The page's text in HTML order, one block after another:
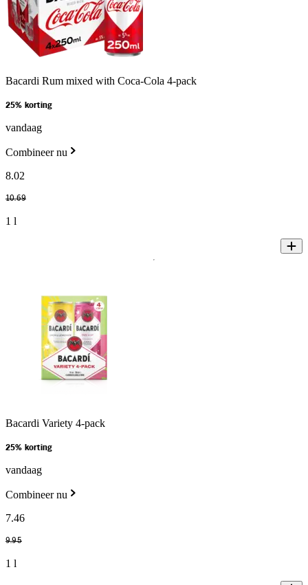
Bacardi Rum mixed with Coca-Cola 4-pack
25% korting
vandaag
Combineer nu
8.02
10.69
1 l
Bacardi Variety 4-pack
25% korting
vandaag
Combineer nu
7.46
9.95
1 l